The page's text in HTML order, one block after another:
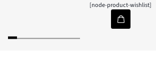
[node-product-wishlist]